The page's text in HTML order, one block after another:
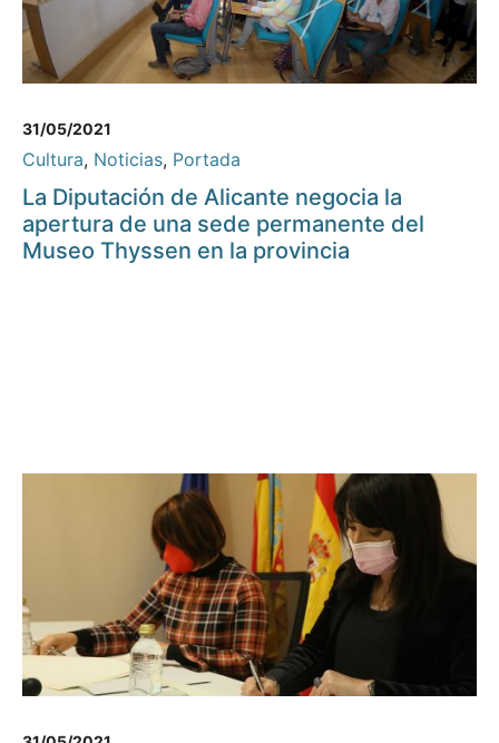
31/05/2021
Cultura, Noticias, Portada
La Diputación de Alicante negocia la
apertura de una sede permanente del
Museo Thyssen en la provincia